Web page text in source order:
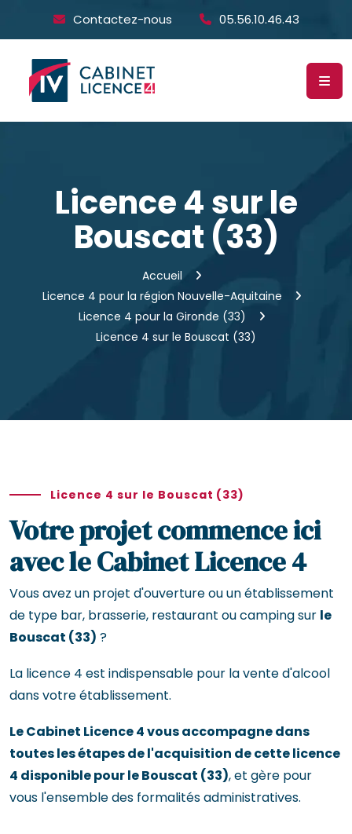
Contactez-nous 05.56.10.46.43
Licence 4 sur le
Bouscat (33)
Accueil
Licence 4 pour la région Nouvelle-Aquitaine
Licence 4 pour la Gironde (33)
Licence 4 sur le Bouscat (33)
Licence 4 sur le Bouscat (33)
Votre projet commence ici
avec le Cabinet Licence 4
Vous avez un projet d'ouverture ou un établissement
de type bar, brasserie, restaurant ou camping sur le
Bouscat (33) ?
La licence 4 est indispensable pour la vente d'alcool
dans votre établissement.
Le Cabinet Licence 4 vous accompagne dans
toutes les étapes de l'acquisition de cette licence
4 disponible pour le Bouscat (33), et gère pour
vous l'ensemble des formalités administratives.